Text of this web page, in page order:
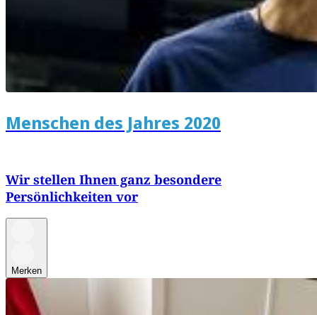
Menschen des Jahres 2020
Wir stellen Ihnen ganz besondere
Persönlichkeiten vor
Merken